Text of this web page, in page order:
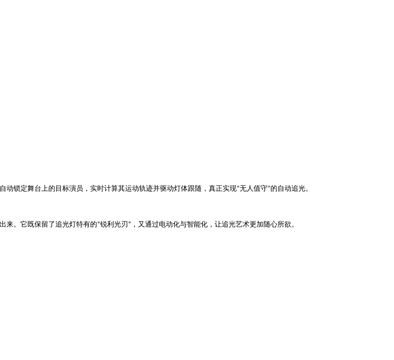
动锁定舞台上的目标演员，实时计算其运动轨迹并驱动灯体跟随，真正实现“无人值守”的自动追光。
来。它既保留了追光灯特有的“锐利光刃” ，又通过电动化与智能化，让追光艺术更加随心所欲。